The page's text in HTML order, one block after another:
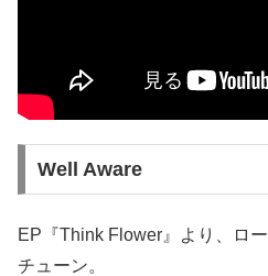
Well Aware
EP『Think Flower』より、ロ
チューン。